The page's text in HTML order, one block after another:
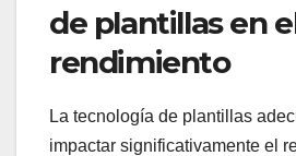
de plantillas en
rendimiento
La tecnología de plantillas
impactar significativamente el